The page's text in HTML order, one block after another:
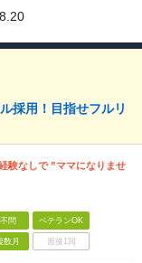
採用！目指せフルリ
験なしで ”ママになりませ
問 ベテランOK
数月 面接1回